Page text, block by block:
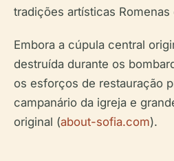
tradições artísticas Romenas
Embora a cúpula central
destruída durante os
os esforços de restauração
campanário da igreja e
original (about-sofia.com).